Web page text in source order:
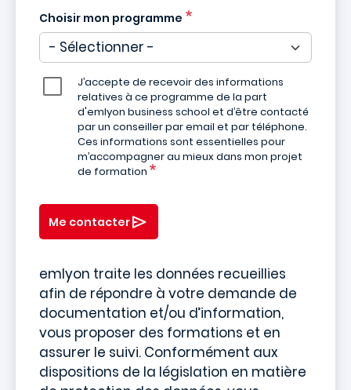
Choisir mon programme
J’accepte de recevoir des informations
relatives à ce programme de la part
d'emlyon business school et d’être contacté
par un conseiller par email et par téléphone.
Ces informations sont essentielles pour
m’accompagner au mieux dans mon projet
de formation
Me contacter
emlyon traite les données recueillies
afin de répondre à votre demande de
documentation et/ou d’information,
vous proposer des formations et en
assurer le suivi. Conformément aux
dispositions de la législation en matière